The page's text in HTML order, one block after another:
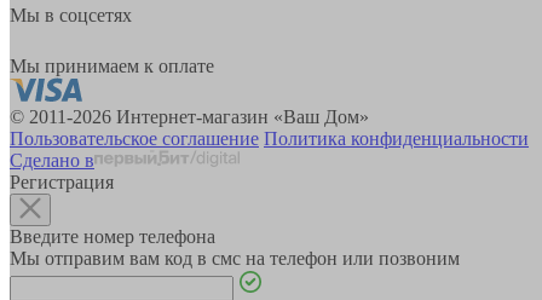
Мы в соцсетях
Мы принимаем к оплате
© 2011-2026 Интернет-магазин «Ваш Дом»
Пользовательское соглашение Политика конфиденциальности
Сделано в
Регистрация
Введите номер телефона
Мы отправим вам код в смс на телефон или позвоним